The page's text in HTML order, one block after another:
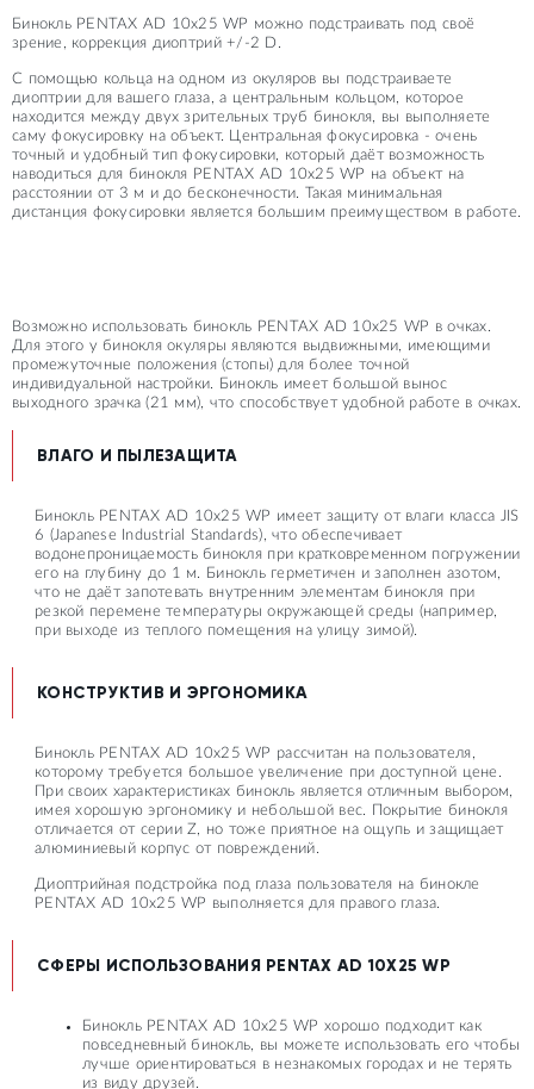
Бинокль PENTAX AD 10x25 WP можно подстраивать под своё
зрение, коррекция диоптрий +/-2 D.
С помощью кольца на одном из окуляров вы подстраиваете
диоптрии для вашего глаза, а центральным кольцом, которое
находится между двух зрительных труб бинокля, вы выполняете
саму фокусировку на объект. Центральная фокусировка - очень
точный и удобный тип фокусировки, который даёт возможность
наводиться для бинокля PENTAX AD 10x25 WP на объект на
расстоянии от 3 м и до бесконечности. Такая минимальная
дистанция фокусировки является большим преимуществом в работе.
Возможно использовать бинокль PENTAX AD 10x25 WP в очках.
Для этого у бинокля окуляры являются выдвижными, имеющими
промежуточные положения (стопы) для более точной
индивидуальной настройки. Бинокль имеет большой вынос
выходного зрачка (21 мм), что способствует удобной работе в очках.
ВЛАГО И ПЫЛЕЗАЩИТА
Бинокль PENTAX AD 10x25 WP имеет защиту от влаги класса JIS
6 (Japanese Industrial Standards), что обеспечивает
водонепроницаемость бинокля при кратковременном погружении
его на глубину до 1 м. Бинокль герметичен и заполнен азотом,
что не даёт запотевать внутренним элементам бинокля при
резкой перемене температуры окружающей среды (например,
при выходе из теплого помещения на улицу зимой).
КОНСТРУКТИВ И ЭРГОНОМИКА
Бинокль PENTAX AD 10x25 WP рассчитан на пользователя,
которому требуется большое увеличение при доступной цене.
При своих характеристиках бинокль является отличным выбором,
имея хорошую эргономику и небольшой вес. Покрытие бинокля
отличается от серии Z, но тоже приятное на ощупь и защищает
алюминиевый корпус от повреждений.
Диоптрийная подстройка под глаза пользователя на бинокле
PENTAX AD 10x25 WP выполняется для правого глаза.
СФЕРЫ ИСПОЛЬЗОВАНИЯ PENTAX AD 10X25 WP
Бинокль PENTAX AD 10x25 WP хорошо подходит как
повседневный бинокль, вы можете использовать его чтобы
лучше ориентироваться в незнакомых городах и не терять
из виду друзей.